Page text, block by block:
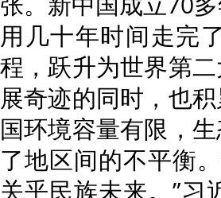
用几十年时间走完
程，跃升为世界第
展奇迹的同时，也
国环境容量有限，
了地区间的不平衡
关乎民族未来。”